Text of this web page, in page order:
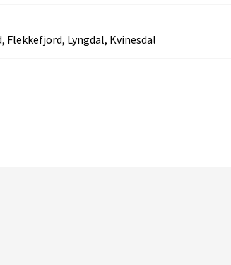
Flekkefjord, Lyngdal, Kvinesdal